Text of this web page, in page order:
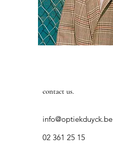
info@optiekduyck.be
02 361 25 15
contact us.